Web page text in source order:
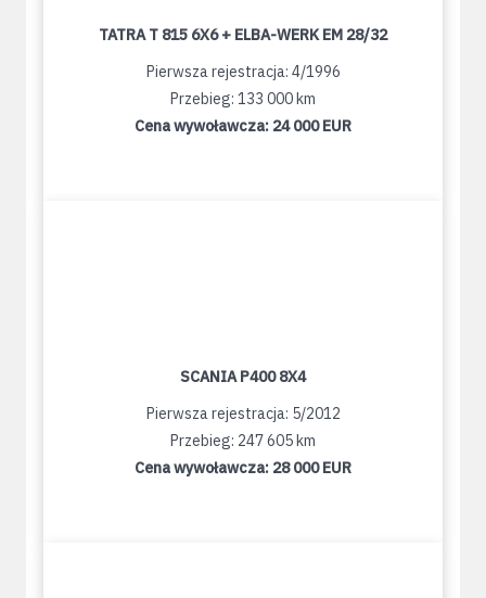
TATRA T 815 6X6 + ELBA-WERK EM 28/32
Pierwsza rejestracja: 4/1996
Przebieg: 133 000 km
Cena wywoławcza: 24 000 EUR
SCANIA P400 8X4
Pierwsza rejestracja: 5/2012
Przebieg: 247 605 km
Cena wywoławcza: 28 000 EUR